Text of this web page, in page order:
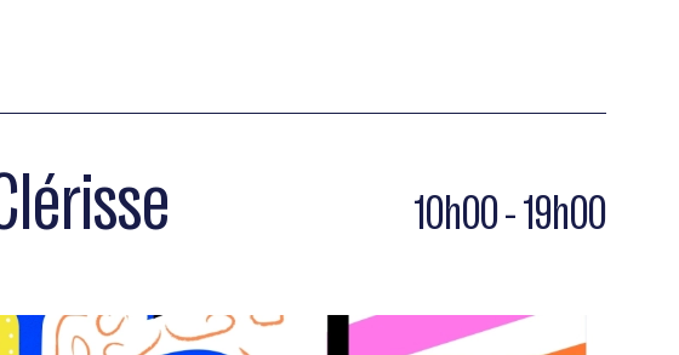
10h00 - 19h00